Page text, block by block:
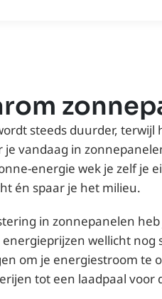
steeds duurder,
je vandaag in
energie wek je zelf je
én spaar je het milieu.
in zonnepanelen
wellicht nog
om je energiestroom te
tot een laadpaal voor